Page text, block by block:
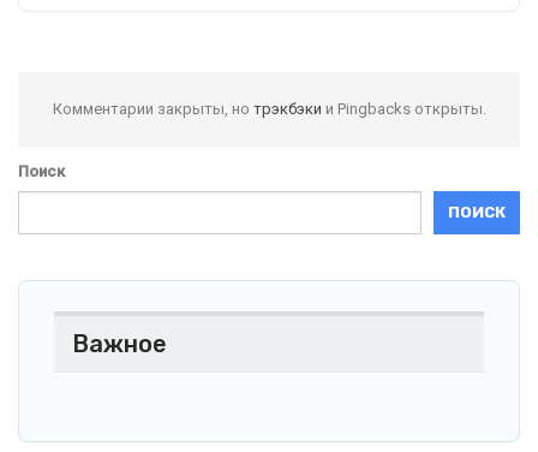
Комментарии закрыты, но трэкбэки и Pingbacks открыты.
Поиск
ПОИСК
Важное